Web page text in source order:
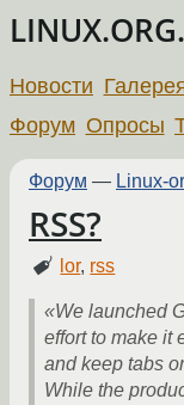
Новости
Форум Опросы
Форум — Linux-
RSS?
lor, rss
«We launched
effort to make it
and keep tabs
While the